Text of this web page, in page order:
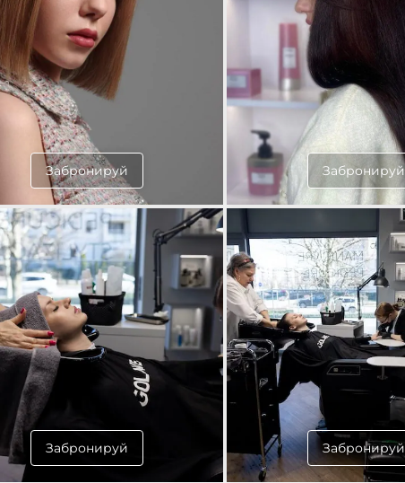
Забронируй Забронируй
Забронируй Забронируй